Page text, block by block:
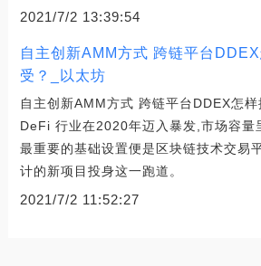
2021/7/2 13:39:54
自主创新AMM方式 跨链平台
受？_以太坊
自主创新AMM方式 跨链平台DDEX怎样
DeFi 行业在2020年迈入暴发,市场容量
最重要的基础设置便是区块链技术交易
计的新项目投身这一跑道。
2021/7/2 11:52:27